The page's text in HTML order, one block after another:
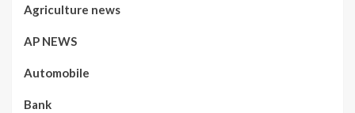
Agriculture news
AP NEWS
Automobile
Bank